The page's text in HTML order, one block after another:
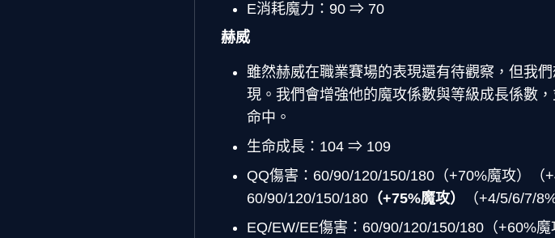
E消耗魔力：90 ⇒ 70
赫威
雖然赫威在職業賽場的表現還有待觀察，但我
現。我們會增強他的魔攻係數與等級成長係數
命中。
生命成長：104 ⇒ 109
QQ傷害：60/90/120/150/180（+70%魔攻）
60/90/120/150/180 （+75%魔攻）
（+4/5/6/7/
EQ/EW/EE傷害：60/90/120/150/180（+60%